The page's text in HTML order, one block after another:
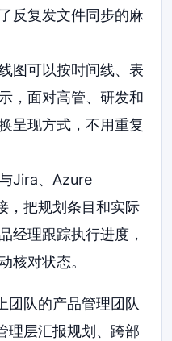
反复发文件同步的麻
图可以按时间线、表
，面对高管、研发和
呈现方式，不用重复
与Jira、Azure
，把规划条目和实际
经理跟踪执行进度，
核对状态。
团队的产品管理团队
理层汇报规划、跨部